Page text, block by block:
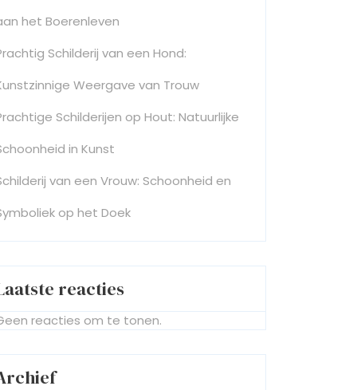
het Boerenleven
Schilderij van een Hond:
Weergave van Trouw
Schilderijen op Hout: Natuurlijke
in Kunst
van een Vrouw: Schoonheid en
op het Doek
reacties
reacties om te tonen.